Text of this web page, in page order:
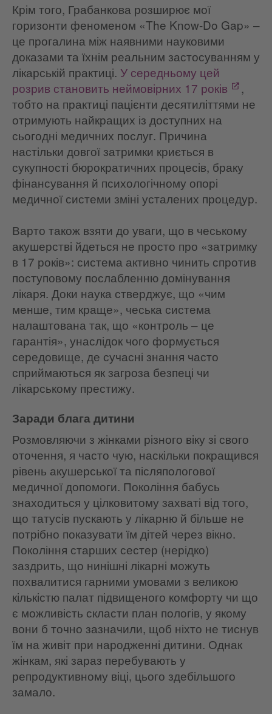
Крім того, Грабанкова розширює мої
горизонти феноменом «The Know-Do Gap» –
це прогалина між наявними науковими
доказами та їхнім реальним застосуванням у
лікарській практиці. У середньому цей
розрив становить неймовірних 17 років
,
тобто на практиці пацієнти десятиліттями не
отримують найкращих із доступних на
сьогодні медичних послуг. Причина
настільки довгої затримки криється в
сукупності бюрократичних процесів, браку
фінансування й психологічному опорі
медичної системи зміні усталених процедур.
Варто також взяти до уваги, що в чеському
акушерстві йдеться не просто про «затримку
в 17 років»: система активно чинить спротив
поступовому послабленню домінування
лікаря. Доки наука стверджує, що «чим
менше, тим краще», чеська система
налаштована так, що «контроль – це
гарантія», унаслідок чого формується
середовище, де сучасні знання часто
сприймаються як загроза безпеці чи
лікарському престижу.
Заради блага дитини
Розмовляючи з жінками різного віку зі свого
оточення, я часто чую, наскільки покращився
рівень акушерської та післяпологової
медичної допомоги. Покоління бабусь
знаходиться у цілковитому захваті від того,
що татусів пускають у лікарню й більше не
потрібно показувати їм дітей через вікно.
Покоління старших сестер (нерідко)
заздрить, що нинішні лікарні можуть
похвалитися гарними умовами з великою
кількістю палат підвищеного комфорту чи що
є можливість скласти план пологів, у якому
вони б точно зазначили, щоб ніхто не тиснув
їм на живіт при народженні дитини. Однак
жінкам, які зараз перебувають у
репродуктивному віці, цього здебільшого
замало.